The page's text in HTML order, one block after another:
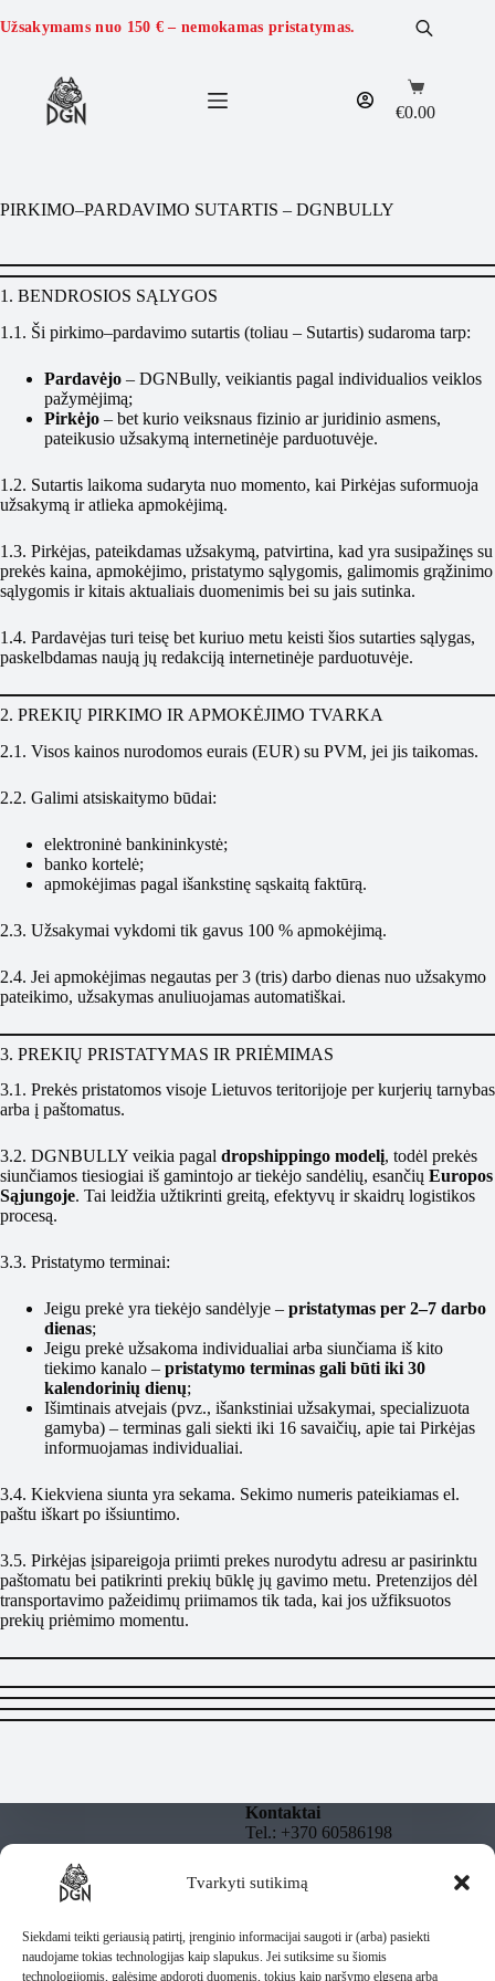
Tvarkyti sutikimą
Siekdami teikti geriausią patirtį, įrenginio informacijai saugoti ir (arba) pasiekti
naudojame tokias technologijas kaip slapukus. Jei sutiksime su šiomis
technologijomis, galėsime apdoroti duomenis, tokius kaip naršymo elgsena arba
to
Užsakymams nuo 150 € – nemokamas pristatymas.
Shopping
cart
€0.00
PIRKIMO–PARDAVIMO SUTARTIS – DGNBULLY
1. BENDROSIOS SĄLYGOS
1.1. Ši pirkimo–pardavimo sutartis (toliau – Sutartis) sudaroma tarp:
Pardavėjo – DGNBully, veikiantis pagal individualios veiklos
pažymėjimą;
Pirkėjo – bet kurio veiksnaus fizinio ar juridinio asmens,
pateikusio užsakymą internetinėje parduotuvėje.
1.2. Sutartis laikoma sudaryta nuo momento, kai Pirkėjas suformuoja
užsakymą ir atlieka apmokėjimą.
1.3. Pirkėjas, pateikdamas užsakymą, patvirtina, kad yra susipažinęs su
prekės kaina, apmokėjimo, pristatymo sąlygomis, galimomis grąžinimo
sąlygomis ir kitais aktualiais duomenimis bei su jais sutinka.
1.4. Pardavėjas turi teisę bet kuriuo metu keisti šios sutarties sąlygas,
paskelbdamas naują jų redakciją internetinėje parduotuvėje.
2. PREKIŲ PIRKIMO IR APMOKĖJIMO TVARKA
2.1. Visos kainos nurodomos eurais (EUR) su PVM, jei jis taikomas.
2.2. Galimi atsiskaitymo būdai:
elektroninė bankininkystė;
banko kortelė;
apmokėjimas pagal išankstinę sąskaitą faktūrą.
2.3. Užsakymai vykdomi tik gavus 100 % apmokėjimą.
2.4. Jei apmokėjimas negautas per 3 (tris) darbo dienas nuo užsakymo
pateikimo, užsakymas anuliuojamas automatiškai.
3. PREKIŲ PRISTATYMAS IR PRIĖMIMAS
3.1. Prekės pristatomos visoje Lietuvos teritorijoje per kurjerių tarnybas
arba į paštomatus.
3.2. DGNBULLY veikia pagal dropshippingo modelį, todėl prekės
siunčiamos tiesiogiai iš gamintojo ar tiekėjo sandėlių, esančių Europos
Sąjungoje. Tai leidžia užtikrinti greitą, efektyvų ir skaidrų logistikos
procesą.
3.3. Pristatymo terminai:
Jeigu prekė yra tiekėjo sandėlyje – pristatymas per 2–7 darbo
dienas;
Jeigu prekė užsakoma individualiai arba siunčiama iš kito
tiekimo kanalo – pristatymo terminas gali būti iki 30
kalendorinių dienų;
Išimtinais atvejais (pvz., išankstiniai užsakymai, specializuota
gamyba) – terminas gali siekti iki 16 savaičių, apie tai Pirkėjas
informuojamas individualiai.
3.4. Kiekviena siunta yra sekama. Sekimo numeris pateikiamas el.
paštu iškart po išsiuntimo.
3.5. Pirkėjas įsipareigoja priimti prekes nurodytu adresu ar pasirinktu
paštomatu bei patikrinti prekių būklę jų gavimo metu. Pretenzijos dėl
transportavimo pažeidimų priimamos tik tada, kai jos užfiksuotos
prekių priėmimo momentu.
Informacija
Taisyklės
Pristatymas
Kontaktai
Tel.: +370 60586198
DGNBULLY – Tomas
Daugnoras
Individuali veikla pagal